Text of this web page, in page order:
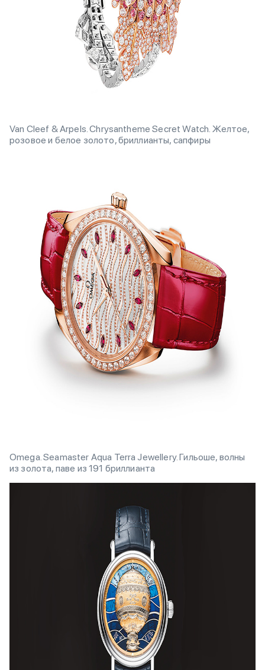
Van Cleef & Arpels. Chrysantheme Secret Watch. Желтое,
розовое и белое золото, бриллианты, сапфиры
Omega. Seamaster Aqua Terra Jewellery. Гильоше, волны
из золота, паве из 191 бриллианта